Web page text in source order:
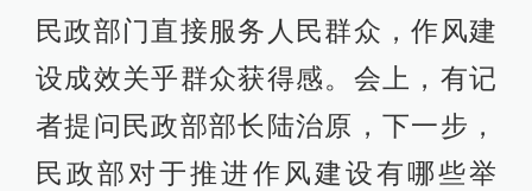
民政部门直接服务人民群众，作风建
设成效关乎群众获得感。会上，有记
者提问民政部部长陆治原，下一步，
民政部对于推进作风建设有哪些举